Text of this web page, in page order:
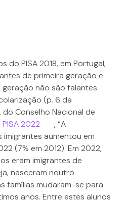
do PISA 2018, em Portugal,
de primeira geração e
não são falantes
(p. 6 da
Conselho Nacional de
PISA 2022
, “A
aumentou em
(7% em 2012). Em 2022,
eram imigrantes de
nasceram noutro
famílias mudaram-se para
anos. Entre estes alunos